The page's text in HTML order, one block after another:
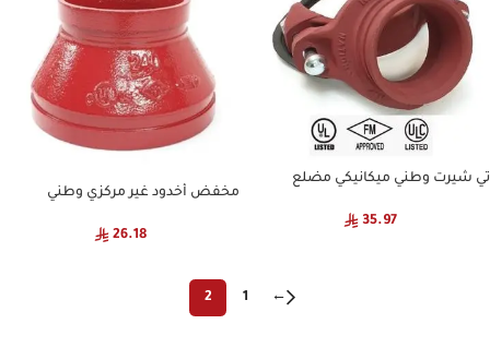
تي شيرت وطني ميكانيكي مضلع
35.97
مخفض أخدود غير مركزي وطني
26.18
←
1
2